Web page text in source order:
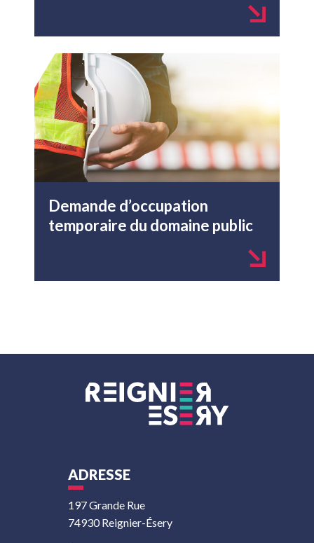
Demande d’occupation
temporaire du domaine public
ADRESSE
197 Grande Rue
74930 Reignier-Ésery